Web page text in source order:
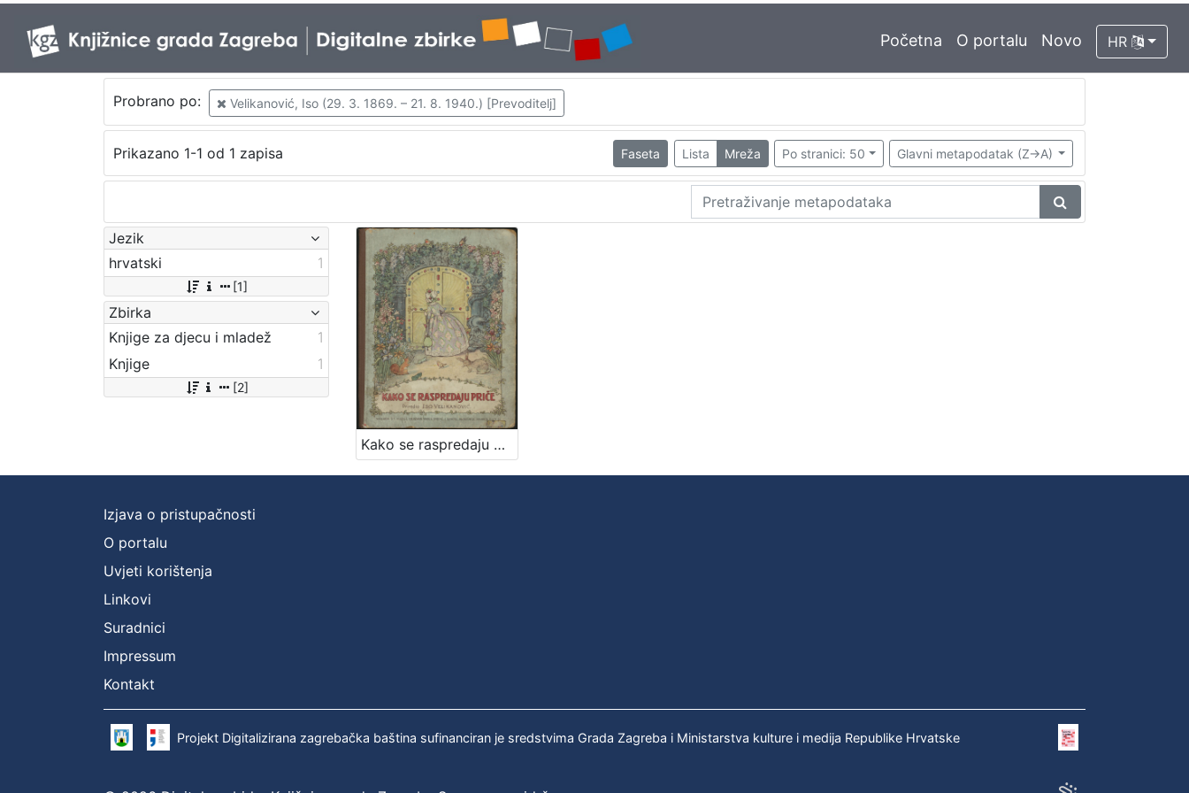
Početna O portalu Novo HR
Probrano po: Velikanović, Iso (29. 3. 1869. – 21. 8. 1940.) [Prevoditelj]
Prikazano 1-1 od 1 zapisa Faseta Lista Mreža Po stranici: 50 Glavni metapodatak (Z->A)
Jezik
hrvatski
1
[1]
Zbirka
Knjige za djecu i mladež
1
Knjige
1
[2]
Kako se raspredaju priče / [od Friede Schanz] ; priredio Iso Velikanović
Izjava o pristupačnosti
O portalu
Uvjeti korištenja
Linkovi
Suradnici
Impressum
Kontakt
Projekt Digitalizirana zagrebačka baština sufinanciran je sredstvima Grada Zagreba i Ministarstva kulture i medija Republike Hrvatske